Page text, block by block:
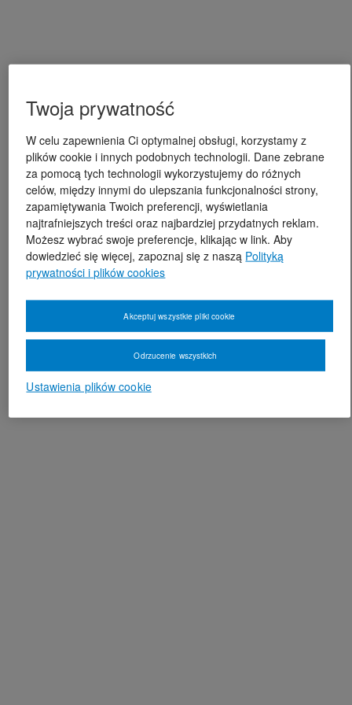
Twoja prywatność
W celu zapewnienia Ci optymalnej obsługi, korzystamy z
plików cookie i innych podobnych technologii. Dane zebrane
za pomocą tych technologii wykorzystujemy do różnych
celów, między innymi do ulepszania funkcjonalności strony,
zapamiętywania Twoich preferencji, wyświetlania
najtrafniejszych treści oraz najbardziej przydatnych reklam.
Możesz wybrać swoje preferencje, klikając w link. Aby
dowiedzieć się więcej, zapoznaj się z naszą Polityką
prywatności i plików cookies
Ustawienia plików cookie
Odrzucenie wszystkich
Akceptuj wszystkie pliki cookie